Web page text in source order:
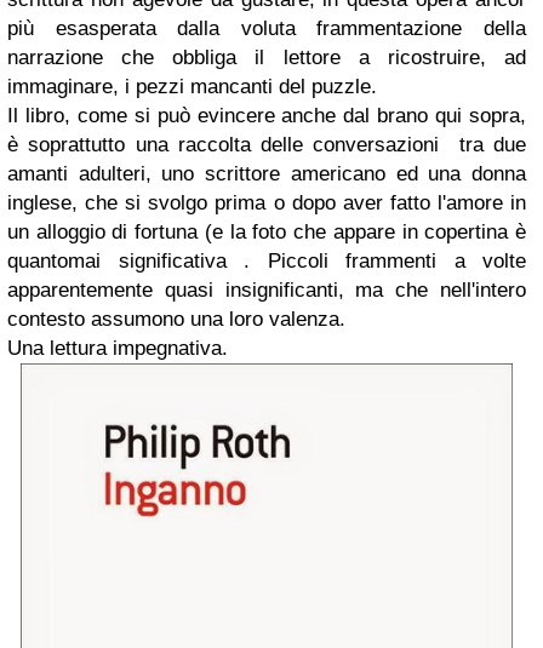
più esasperata dalla voluta frammentazione della
narrazione che obbliga il lettore a ricostruire, ad
immaginare, i pezzi mancanti del puzzle.
Il libro, come si può evincere anche dal brano qui sopra,
è soprattutto una raccolta delle conversazioni tra due
amanti adulteri, uno scrittore americano ed una donna
inglese, che si svolgo prima o dopo aver fatto l'amore in
un alloggio di fortuna (e la foto che appare in copertina è
quantomai significativa . Piccoli frammenti a volte
apparentemente quasi insignificanti, ma che nell'intero
contesto assumono una loro valenza.
Una lettura impegnativa.